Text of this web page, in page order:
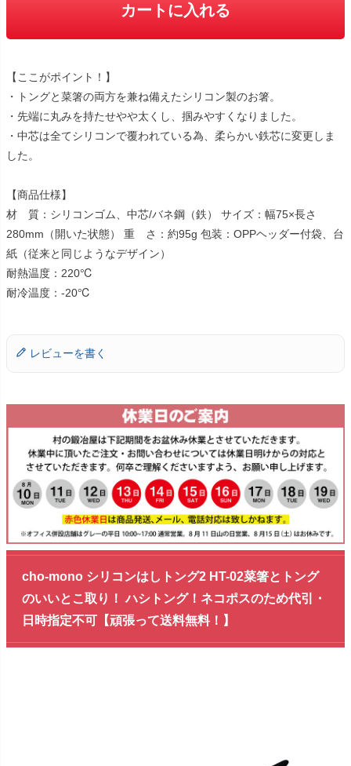
カートに入れる
【ここがポイント！】
・トングと菜箸の両方を兼ね備えたシリコン製のお箸。
・先端に丸みを持たせやや太くし、掴みやすくなりました。
・中芯は全てシリコンで覆われている為、柔らかい鉄芯に変更しま
した。
【商品仕様】
材 質：シリコンゴム、中芯/バネ鋼（鉄） サイズ：幅75×長さ
280mm（開いた状態） 重 さ：約95g 包装：OPPヘッダー付袋、台
紙（従来と同じようなデザイン）
耐熱温度：220℃
耐冷温度：-20℃
レビューを書く
cho-mono シリコンはしトング2 HT-02菜箸とトング
のいいとこ取り！ ハシトング！ネコポスのため代引・
日時指定不可【頑張って送料無料！】